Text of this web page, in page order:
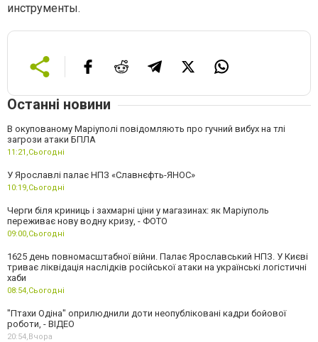
инструменты.
Останні новини
В окупованому Маріуполі повідомляють про гучний вибух на тлі
загрози атаки БПЛА
11:21, Сьогодні
У Ярославлі палає НПЗ «Славнєфть-ЯНОС»
10:19, Сьогодні
Черги біля криниць і захмарні ціни у магазинах: як Маріуполь
переживає нову водну кризу, - ФОТО
09:00, Сьогодні
1625 день повномасштабної війни. Палає Ярославський НПЗ. У Києві
триває ліквідація наслідків російської атаки на українські логістичні
хаби
08:54, Сьогодні
"Птахи Одіна" оприлюднили доти неопубліковані кадри бойової
роботи, - ВІДЕО
20:54, Вчора